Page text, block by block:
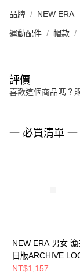
品牌 NEW ERA
運動配件 帽款
評價
喜歡這個商品嗎？
一 必買清單 一
NEW ERA 男女 漁
日版ARCHIVE
NE NE14201401
NT$1,157